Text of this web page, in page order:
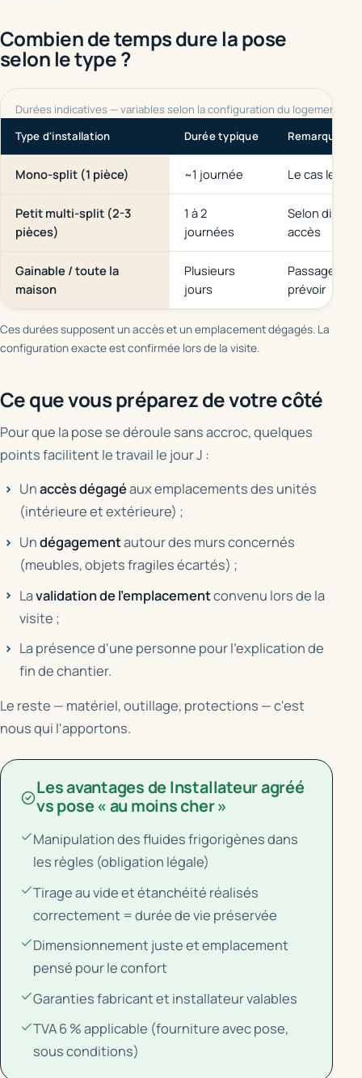
Combien de temps dure la pose
selon le type ?
Durées indicatives — variables selon la configuration du logement.
Type d'installation
Durée typique Remarque
Mono-split (1 pièce) ~1 journée Le cas le
Petit multi-split (2-3
pièces)
1 à 2
journées
Selon
accès
Gainable / toute la
maison
Plusieurs
jours
Passage des
prévoir
Ces durées supposent un accès et un emplacement dégagés. La
configuration exacte est confirmée lors de la visite.
Ce que vous préparez de votre côté
Pour que la pose se déroule sans accroc, quelques
points facilitent le travail le jour J :
Unaccès dégagéaux emplacements des unités
(intérieure et extérieure) ;
Undégagementautour des murs concernés
(meubles, objets fragiles écartés) ;
Lavalidation de l'emplacementconvenu lors de la
visite ;
La présence d'une personne pour l'explication de
fin de chantier.
Le reste — matériel, outillage, protections — c'est
nous qui l'apportons.
Les avantages de Installateur agréé
vs pose « au moins cher »
Manipulation des fluides frigorigènes dans
les règles (obligation légale)
Tirage au vide et étanchéité réalisés
correctement = durée de vie préservée
Dimensionnement juste et emplacement
pensé pour le confort
Garanties fabricant et installateur valables
TVA 6 % applicable (fourniture avec pose,
sous conditions)